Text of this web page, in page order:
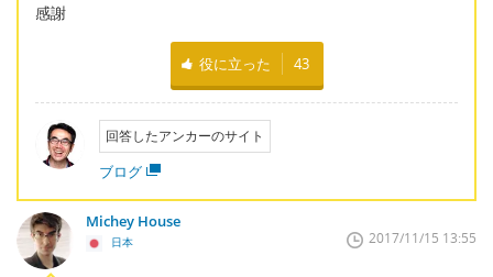
感謝
役に立った 43
回答したアンカーのサイト
ブログ
Michey House
日本 2017/11/15 13:55